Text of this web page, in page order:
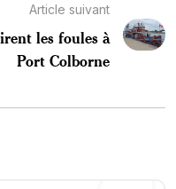
Article suivant
les foules à
Port Colborne